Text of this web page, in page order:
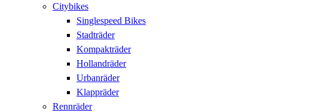
Citybikes
Singlespeed Bikes
Stadträder
Kompakträder
Hollandräder
Urbanräder
Klappräder
Rennräder